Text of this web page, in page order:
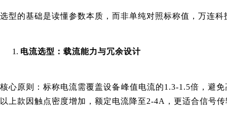
选型的基础是读懂参数本质，而非单纯对照标称值，万连
电流选型：载流能力与冗余设计
核心原则：标称电流需覆盖设备峰值电流的1.3-1.5倍，避
以上款因触点密度增加，额定电流降至2-4A，更适合信号